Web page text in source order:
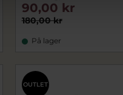
180,00 kr
90,00 kr
På lager
OUTLET